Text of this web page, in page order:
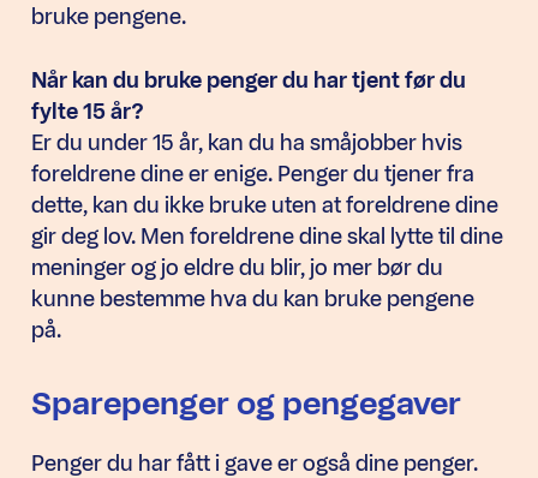
bruke pengene.
Når kan du bruke penger du har tjent før du
fylte 15 år?
Er du under 15 år, kan du ha småjobber hvis
foreldrene dine er enige. Penger du tjener fra
dette, kan du ikke bruke uten at foreldrene dine
gir deg lov. Men foreldrene dine skal lytte til dine
meninger og jo eldre du blir, jo mer bør du
kunne bestemme hva du kan bruke pengene
på.
Sparepenger og pengegaver
Penger du har fått i gave er også dine penger.